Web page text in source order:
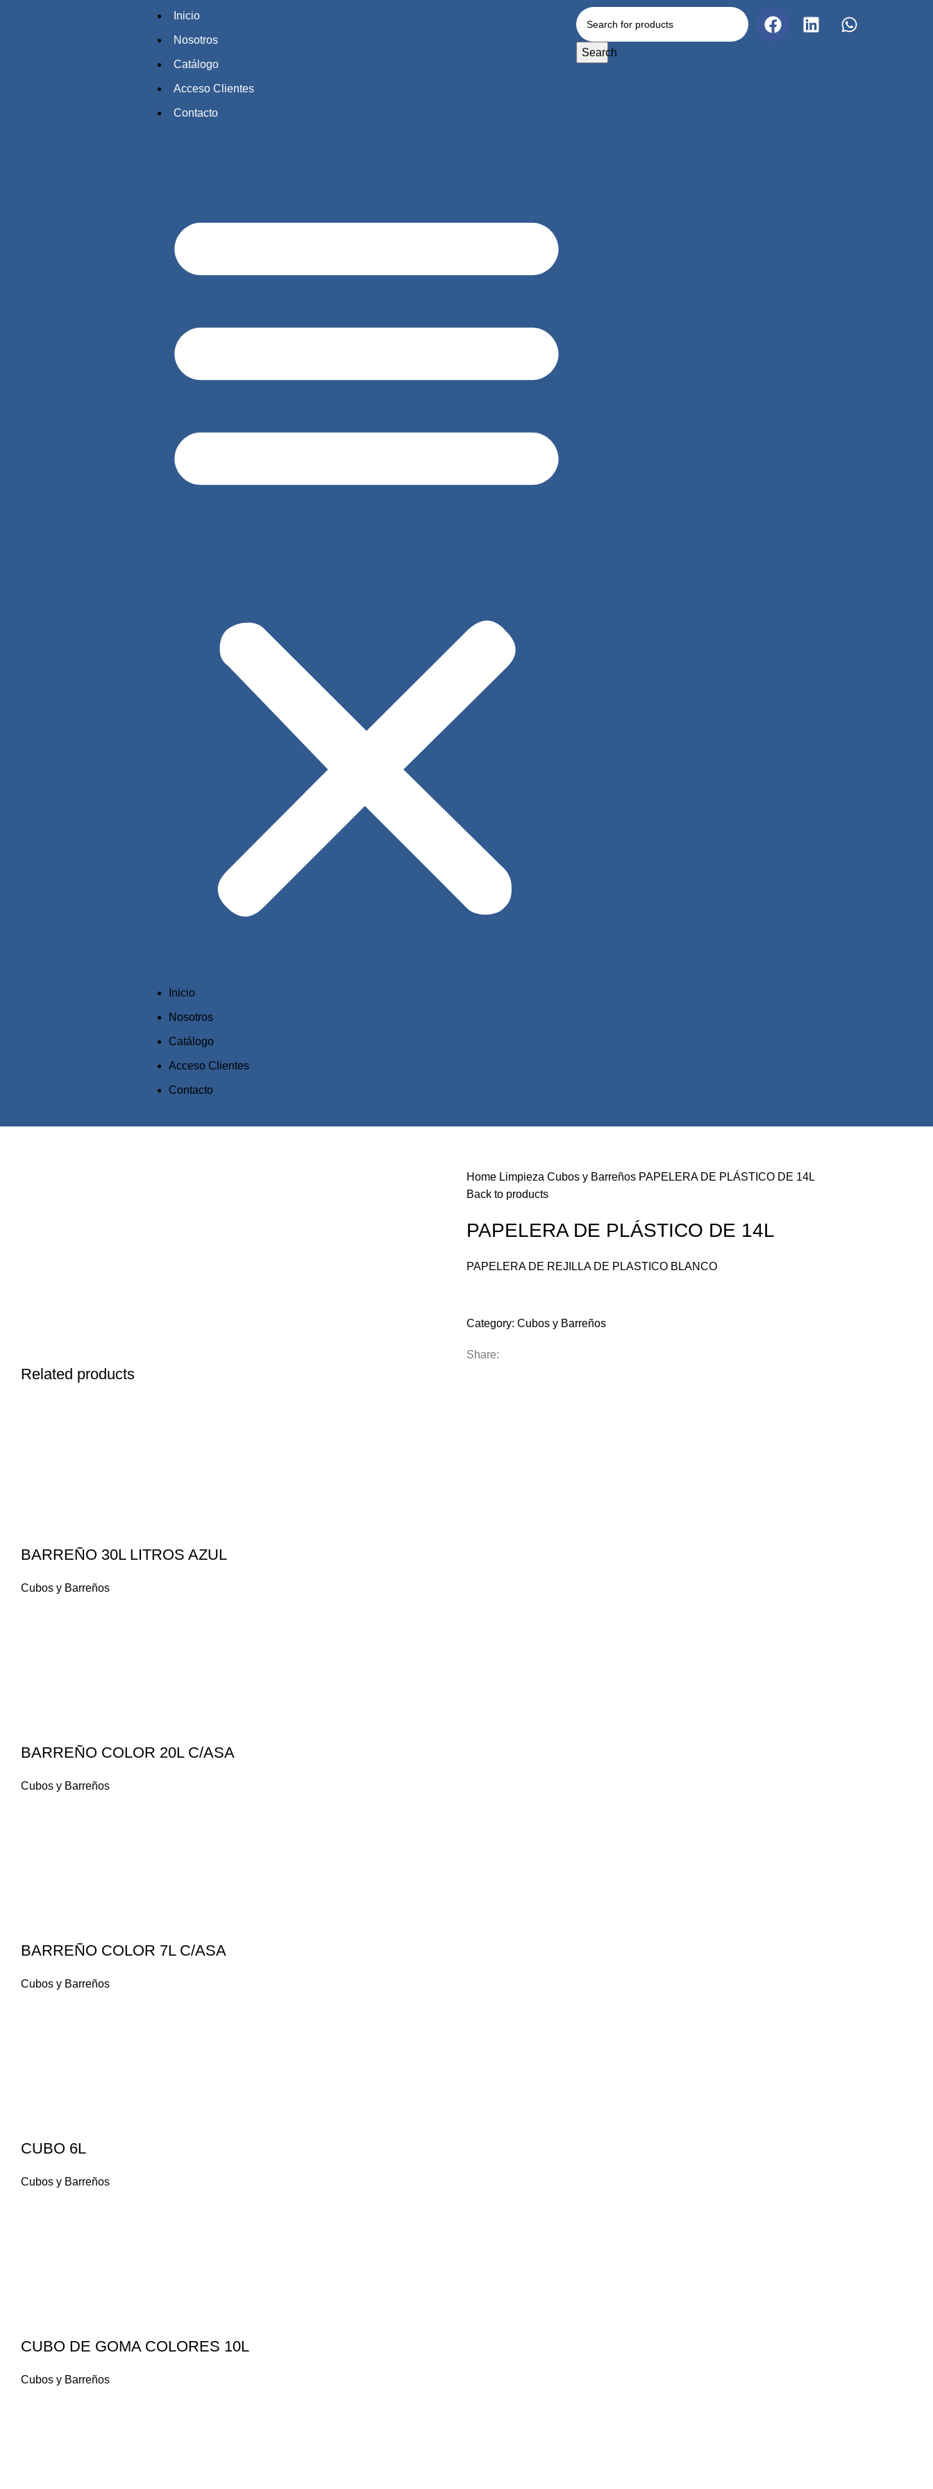
Inicio
Nosotros
Catálogo
Acceso Clientes
Contacto
Inicio
Nosotros
Catálogo
Acceso Clientes
Contacto
Search
Home Limpieza Cubos y Barreños PAPELERA DE PLÁSTICO DE 14L
Back to products
PAPELERA DE PLÁSTICO DE 14L
PAPELERA DE REJILLA DE PLASTICO BLANCO
Category: Cubos y Barreños
Share:
Related products
BARREÑO 30L LITROS AZUL
Cubos y Barreños
BARREÑO COLOR 20L C/ASA
Cubos y Barreños
BARREÑO COLOR 7L C/ASA
Cubos y Barreños
CUBO 6L
Cubos y Barreños
CUBO DE GOMA COLORES 10L
Cubos y Barreños